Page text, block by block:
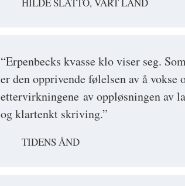
HILDE SLÅTTO, VÅRT LAND
“Erpenbecks kvasse klo viser seg.
er den opprivende følelsen av å
ettervirkningene av oppløsningen av
og klartenkt skriving.”
TIDENS ÅND